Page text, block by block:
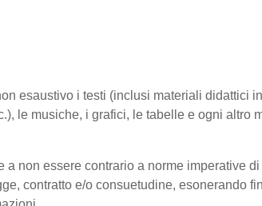
esaustivo i testi (inclusi materiali didattici
le musiche, i grafici, le tabelle e ogni altro
non essere contrario a norme imperative
contratto e/o consuetudine, esonerando